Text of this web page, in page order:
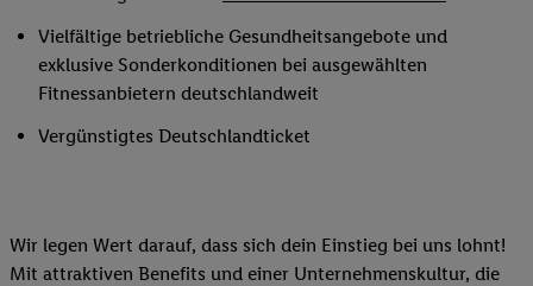
Vielfältige betriebliche Gesundheitsangebote und
exklusive Sonderkonditionen bei ausgewählten
Fitnessanbietern deutschlandweit
Vergünstigtes Deutschlandticket
Wir legen Wert darauf, dass sich dein Einstieg bei uns lohnt!
Mit attraktiven Benefits und einer Unternehmenskultur, die